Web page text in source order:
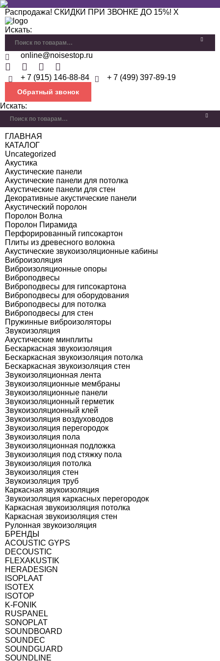
Распродажа! СКИДКИ ПРИ ЗВОНКЕ ДО 15%! X
Искать:
online@noisestop.ru
+ 7 (915) 146-88-84 + 7 (499) 397-89-19
Обратный звонок
Искать:
ГЛАВНАЯ
КАТАЛОГ
Uncategorized
Акустика
Акустические панели
Акустические панели для потолка
Акустические панели для стен
Декоративные акустические панели
Акустический поролон
Поролон Волна
Поролон Пирамида
Перфорированный гипсокартон
Плиты из древесного волокна
Акустические звукоизоляционные кабины
Виброизоляция
Виброизоляционные опоры
Виброподвесы
Виброподвесы для гипсокартона
Виброподвесы для оборудования
Виброподвесы для потолка
Виброподвесы для стен
Пружинные виброизоляторы
Звукоизоляция
Акустические минплиты
Бескаркасная звукоизоляция
Бескаркасная звукоизоляция потолка
Бескаркасная звукоизоляция стен
Звукоизоляционная лента
Звукоизоляционные мембраны
Звукоизоляционные панели
Звукоизоляционный герметик
Звукоизоляционный клей
Звукоизоляция воздуховодов
Звукоизоляция перегородок
Звукоизоляция пола
Звукоизоляционная подложка
Звукоизоляция под стяжку пола
Звукоизоляция потолка
Звукоизоляция стен
Звукоизоляция труб
Каркасная звукоизоляция
Звукоизоляция каркасных перегородок
Каркасная звукоизоляция потолка
Каркасная звукоизоляция стен
Рулонная звукоизоляция
БРЕНДЫ
ACOUSTIC GYPS
DECOUSTIC
FLEXAKUSTIK
HERADESIGN
ISOPLAAT
ISOTEX
ISOTOP
K-FONIK
RUSPANEL
SONOPLAT
SOUNDBOARD
SOUNDEC
SOUNDGUARD
SOUNDLINE